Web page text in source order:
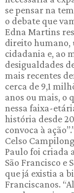
se pensar na
o debate que
Edna Martins
direito humano,
cidadania e, ao
desigualdades
mais recentes
cerca de 9,1
anos ou mais, o
nessa faixa-
história desde
convoca à
Celso
Paulo foi criada
São Francisco e
que já existia a
Franciscanos.